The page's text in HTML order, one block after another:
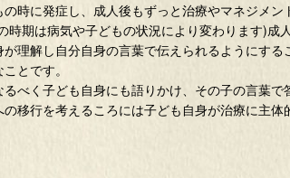
時に発症し、成人後もずっと治療やマネジメ
時期は病気や子どもの状況により変わります)成
理解し自分自身の言葉で伝えられるようにす
とです。
べく子ども自身にも語りかけ、その子の言葉
移行を考えるころには子ども自身が治療に主